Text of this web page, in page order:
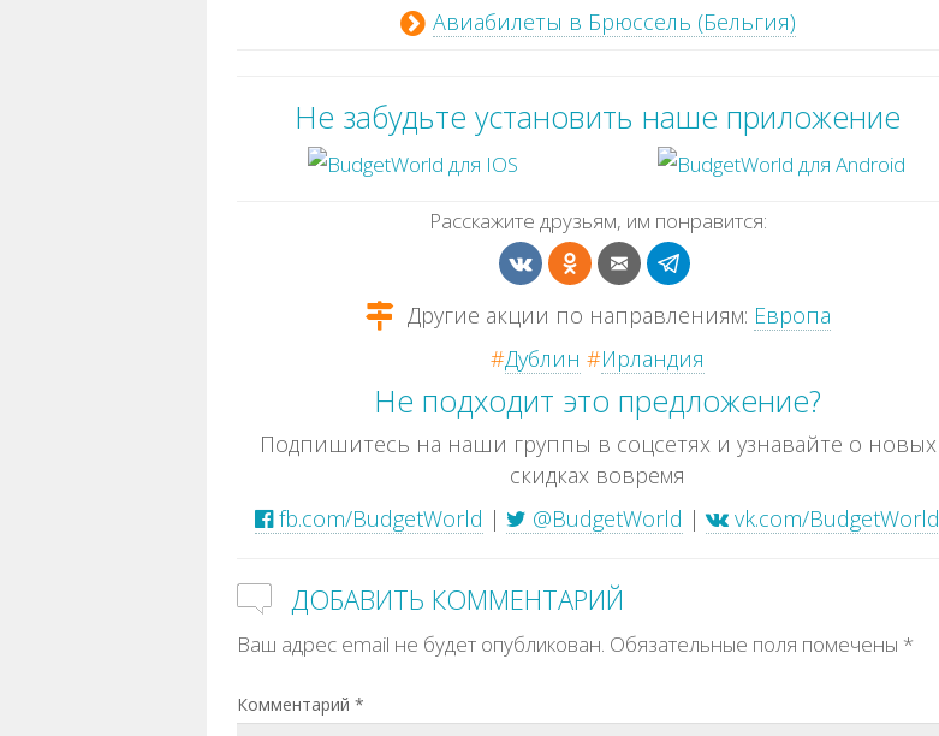
Авиабилеты в Брюссель (Бельгия)
Не забудьте установить наше приложение
Расскажите друзьям, им понравится:
Другие акции по направлениям: Европа
#Дублин #Ирландия
Не подходит это предложение?
Подпишитесь на наши группы в соцсетях и узнавайте о новых
скидках вовремя
fb.com/BudgetWorld | @BudgetWorld | vk.com/BudgetWorld
ДОБАВИТЬ КОММЕНТАРИЙ
Ваш адрес email не будет опубликован. Обязательные поля помечены *
Комментарий *